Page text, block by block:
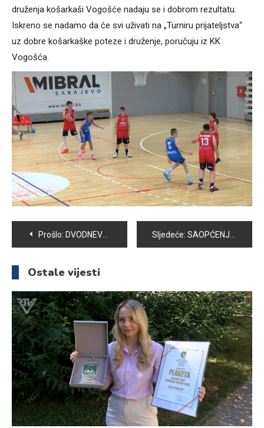
druženja košarkaši Vogošće nadaju se i dobrom rezultatu.
Iskreno se nadamo da će svi uživati na „Turniru prijateljstva“
uz dobre košarkaške poteze i druženje, poručuju iz KK
Vogošća.
Navigacija
članaka
Prošlo: DVODNEVNA IZLOŽBA UDRUŽENJA “KORAK VIŠE” U ZNAK SJEĆANJA NA ALMU HAMZIĆ Sljedeće: SAOPĆENJE ZA JAVNOST OPĆINE VOGOŠĆA U POVODU ZAKLJUČKA VLADE FEDERACIJE BOSNE I HERCEGOVINE O TRAJNOM SMJEŠTAJU SPECIJALNE JEDINICE FUP-a U KASARNI U SEMIZOVCU
Ostale vijesti